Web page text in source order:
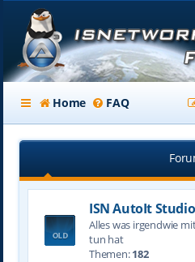
Home FAQ
ISN AutoIt Studio
Alles was irgendwie
tun hat
Themen:182